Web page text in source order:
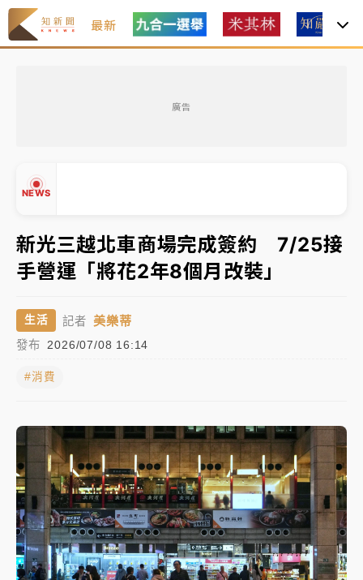
最新
廣告
NEWS
故宮《龍藏經》特展第2檔！今線上預約開賣一度塞車
周六起展出延長至晚上7時
台東農業處長涉圖利渡假村！東檢抗告成功 今重開羈
押庭
父親節泡湯了！中颱白海豚雨彈轟3天 「紅到發紫」降
台積電殺35元、台股跌近300點 被動元件、低軌衛星
及載板皆走弱
故宮《龍藏經》特展第2檔！今線上預約開賣一度塞車
周六起展出延長至晚上7時
台東農業處長涉圖利渡假村！東檢抗告成功 今重開羈
押庭
父親節泡湯了！中颱白海豚雨彈轟3天 「紅到發紫」降
雨熱區曝
新光三越北車商場完成簽約 7/25接
手營運「將花2年8個月改裝」
生活 記者 美樂蒂
發布 2026/07/08 16:14
#消費